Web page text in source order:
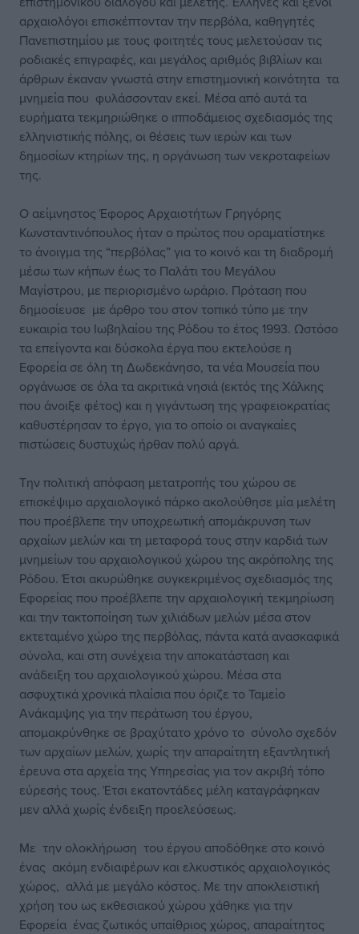
αρχαιολόγοι επισκέπτονταν την περβόλα, καθηγητές
Πανεπιστημίου με τους φοιτητές τους μελετούσαν τις
ροδιακές επιγραφές, και μεγάλος αριθμός βιβλίων και
άρθρων έκαναν γνωστά στην επιστημονική κοινότητα τα
μνημεία που φυλάσσονταν εκεί. Μέσα από αυτά τα
ευρήματα τεκμηριώθηκε ο ιπποδάμειος σχεδιασμός της
ελληνιστικής πόλης, οι θέσεις των ιερών και των
δημοσίων κτηρίων της, η οργάνωση των νεκροταφείων
της.
Ο αείμνηστος Έφορος Αρχαιοτήτων Γρηγόρης
Κωνσταντινόπουλος ήταν ο πρώτος που οραματίστηκε
το άνοιγμα της “περβόλας” για το κοινό και τη διαδρομή
μέσω των κήπων έως το Παλάτι του Μεγάλου
Μαγίστρου, με περιορισμένο ωράριο. Πρόταση που
δημοσίευσε με άρθρο του στον τοπικό τύπο με την
ευκαιρία του Ιωβηλαίου της Ρόδου το έτος 1993. Ωστόσο
τα επείγοντα και δύσκολα έργα που εκτελούσε η
Εφορεία σε όλη τη Δωδεκάνησο, τα νέα Μουσεία που
οργάνωσε σε όλα τα ακριτικά νησιά (εκτός της Χάλκης
που άνοιξε φέτος) και η γιγάντωση της γραφειοκρατίας
καθυστέρησαν το έργο, για το οποίο οι αναγκαίες
πιστώσεις δυστυχώς ήρθαν πολύ αργά.
Την πολιτική απόφαση μετατροπής του χώρου σε
επισκέψιμο αρχαιολογικό πάρκο ακολούθησε μία μελέτη
που προέβλεπε την υποχρεωτική απομάκρυνση των
αρχαίων μελών και τη μεταφορά τους στην καρδιά των
μνημείων του αρχαιολογικού χώρου της ακρόπολης της
Ρόδου. Έτσι ακυρώθηκε συγκεκριμένος σχεδιασμός της
Εφορείας που προέβλεπε την αρχαιολογική τεκμηρίωση
και την τακτοποίηση των χιλιάδων μελών μέσα στον
εκτεταμένο χώρο της περβόλας, πάντα κατά ανασκαφικά
σύνολα, και στη συνέχεια την αποκατάσταση και
ανάδειξη του αρχαιολογικού χώρου. Μέσα στα
ασφυχτικά χρονικά πλαίσια που όριζε το Ταμείο
Ανάκαμψης για την περάτωση του έργου,
απομακρύνθηκε σε βραχύτατο χρόνο το σύνολο σχεδόν
των αρχαίων μελών, χωρίς την απαραίτητη εξαντλητική
έρευνα στα αρχεία της Υπηρεσίας για τον ακριβή τόπο
εύρεσής τους. Έτσι εκατοντάδες μέλη καταγράφηκαν
μεν αλλά χωρίς ένδειξη προελεύσεως.
Με την ολοκλήρωση του έργου αποδόθηκε στο κοινό
ένας ακόμη ενδιαφέρων και ελκυστικός αρχαιολογικός
χώρος, αλλά με μεγάλο κόστος. Με την αποκλειστική
χρήση του ως εκθεσιακού χώρου χάθηκε για την
Εφορεία ένας ζωτικός υπαίθριος χώρος, απαραίτητος